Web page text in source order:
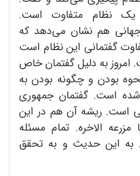
یک نظام متفاوت است.
هم نشان می‌دهد که
گفتمانی این نظام است
امروز به دلیل گفتمان خاص
بودن و چگونه بودن به
است. گفتمان جمهوری
است. ریشه آن هم در این
الاخره. تمام مسئله
به این حدیث و به تحقق